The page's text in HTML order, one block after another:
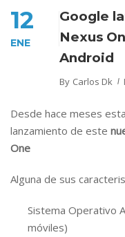
12
ENE
Google
Nexus
Android
By Carlos Dk
Desde hace meses
lanzamiento de este
One
Alguna de sus
Sistema Operativo
móviles)